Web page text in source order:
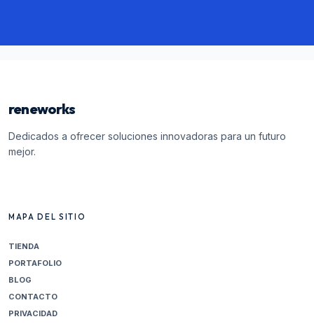
reneworks
Dedicados a ofrecer soluciones innovadoras para un futuro
mejor.
MAPA DEL SITIO
TIENDA
PORTAFOLIO
BLOG
CONTACTO
PRIVACIDAD